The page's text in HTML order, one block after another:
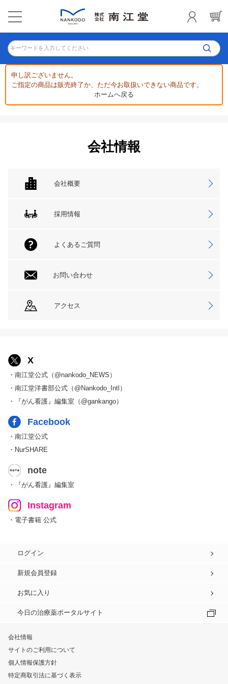
キーワードを入力してください
申し訳ございません。
ご指定の商品は販売終了か、ただ今お取扱いできない商品です。
ホームへ戻る
会社情報
会社概要
採用情報
よくあるご質問
お問い合わせ
アクセス
X
・南江堂公式（@nankodo_NEWS）
・南江堂洋書部公式（@Nankodo_Intl）
・『がん看護』編集室（@gankango）
Facebook
・南江堂公式
・NurSHARE
note
・『がん看護』編集室
Instagram
・電子書籍 公式
ログイン
新規会員登録
お気に入り
今日の治療薬ポータルサイト
会社情報
サイトのご利用について
個人情報保護方針
特定商取引法に基づく表示